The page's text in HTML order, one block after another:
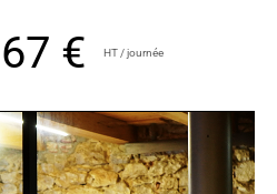
67 € HT / journée